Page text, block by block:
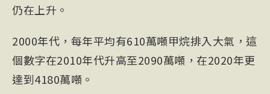
仍在上升。
2000年代，每年平均有610萬噸甲烷排入大氣，這
個數字在2010年代升高至2090萬噸，在2020年更
達到4180萬噸。